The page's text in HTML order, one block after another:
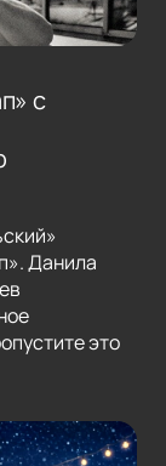
с
Данила
это